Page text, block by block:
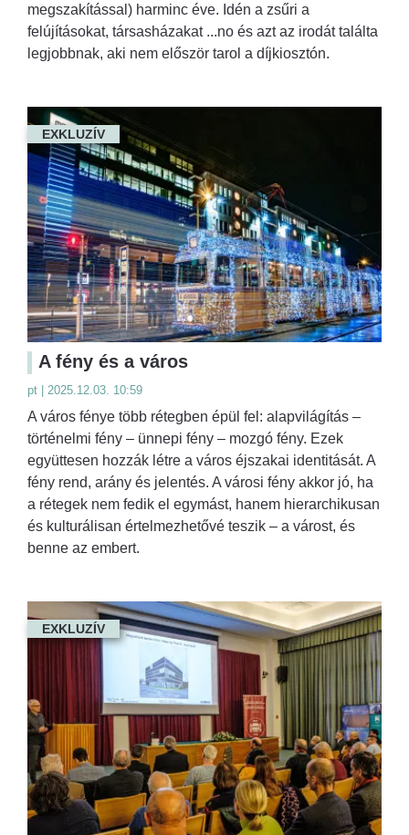
megszakítással) harminc éve. Idén a zsűri a
felújításokat, társasházakat ...no és azt az irodát találta
legjobbnak, aki nem először tarol a díjkiosztón.
EXKLUZÍV
A fény és a város
pt | 2025.12.03. 10:59
A város fénye több rétegben épül fel: alapvilágítás –
történelmi fény – ünnepi fény – mozgó fény. Ezek
együttesen hozzák létre a város éjszakai identitását. A
fény rend, arány és jelentés. A városi fény akkor jó, ha
a rétegek nem fedik el egymást, hanem hierarchikusan
és kulturálisan értelmezhetővé teszik – a várost, és
benne az embert.
EXKLUZÍV